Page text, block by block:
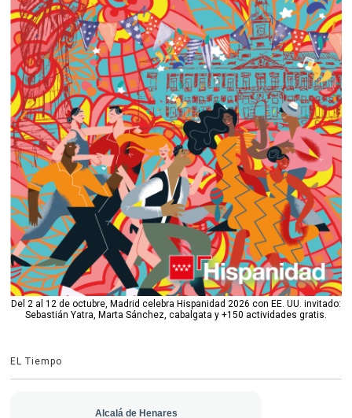
Del 2 al 12 de octubre, Madrid celebra Hispanidad 2026 con EE. UU. invitado:
Sebastián Yatra, Marta Sánchez, cabalgata y +150 actividades gratis.
EL Tiempo